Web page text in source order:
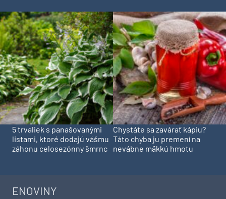
5 trvaliek s panašovanými
listami, ktoré dodajú vášmu
záhonu celosezónny šmrnc
Chystáte sa zavárať kápiu?
Táto chyba ju premení na
nevábne mäkkú hmotu
ENOVINY